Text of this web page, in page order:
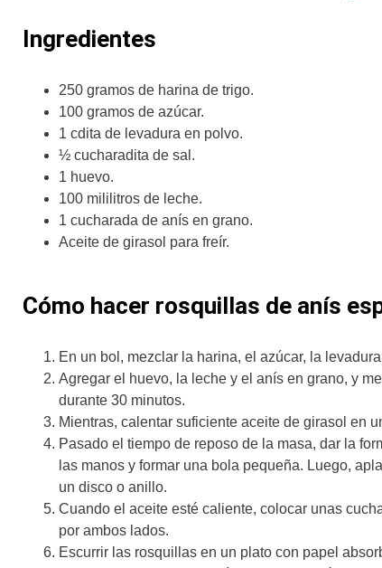
Ingredientes
250 gramos de harina de trigo.
100 gramos de azúcar.
1 cdita de levadura en polvo.
½ cucharadita de sal.
1 huevo.
100 mililitros de leche.
1 cucharada de anís en grano.
Aceite de girasol para freír.
Cómo hacer rosquillas de anís
En un bol, mezclar la harina, el azúcar, la
Agregar el huevo, la leche y el anís en grano, y
durante 30 minutos.
Mientras, calentar suficiente aceite de girasol en
Pasado el tiempo de reposo de la masa, dar la
las manos y formar una bola pequeña. Luego,
un disco o anillo.
Cuando el aceite esté caliente, colocar unas
por ambos lados.
Escurrir las rosquillas en un plato con papel